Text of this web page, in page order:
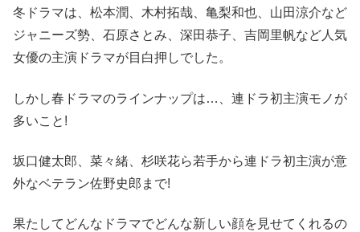
冬ドラマは、松本潤、木村拓哉、亀梨和也、山田涼介など
ジャニーズ勢、石原さとみ、深田恭子、吉岡里帆など人気
女優の主演ドラマが目白押しでした。
しかし春ドラマのラインナップは…、連ドラ初主演モノが
多いこと!
坂口健太郎、菜々緒、杉咲花ら若手から連ドラ初主演が意
外なベテラン佐野史郎まで!
果たしてどんなドラマでどんな新しい顔を見せてくれるの